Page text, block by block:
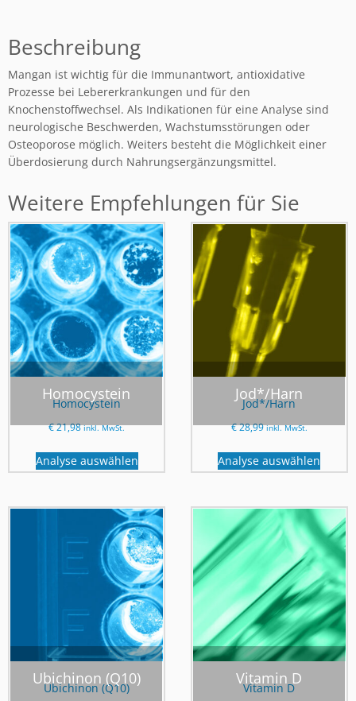
Beschreibung
Mangan ist wichtig für die Immunantwort, antioxidative
Prozesse bei Lebererkrankungen und für den
Knochenstoffwechsel. Als Indikationen für eine Analyse sind
neurologische Beschwerden, Wachstumsstörungen oder
Osteoporose möglich. Weiters besteht die Möglichkeit einer
Überdosierung durch Nahrungsergänzungsmittel.
Weitere Empfehlungen für Sie
Homocystein
Homocystein
€21,98 inkl. MwSt.
Analyse auswählen
Jod*/Harn
Jod*/Harn
€28,99 inkl. MwSt.
Analyse auswählen
Ubichinon (Q10)
Ubichinon (Q10)
Vitamin D
Vitamin D